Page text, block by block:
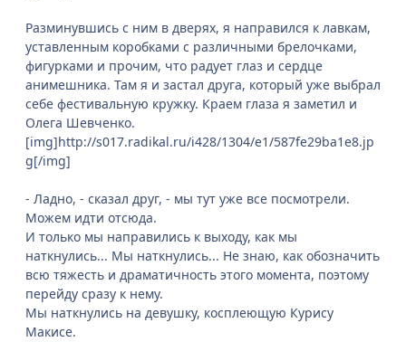
Разминувшись с ним в дверях, я направился к лавкам,
уставленным коробками с различными брелочками,
фигурками и прочим, что радует глаз и сердце
анимешника. Там я и застал друга, который уже выбрал
себе фестивальную кружку. Краем глаза я заметил и
Олега Шевченко.
[img]http://s017.radikal.ru/i428/1304/e1/587fe29ba1e8.jp
g[/img]
- Ладно, - сказал друг, - мы тут уже все посмотрели.
Можем идти отсюда.
И только мы направились к выходу, как мы
наткнулись... Мы наткнулись... Не знаю, как обозначить
всю тяжесть и драматичность этого момента, поэтому
перейду сразу к нему.
Мы наткнулись на девушку, косплеющую Курису
Макисе.